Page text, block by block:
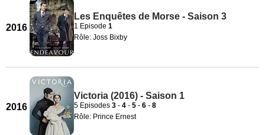
2016
Les Enquêtes de Morse - Saison 3
1 Episode 1
Rôle: Joss Bixby
2016
Victoria (2016) - Saison 1
5 Episodes 3 - 4 - 5 - 6 - 8
Rôle: Prince Ernest